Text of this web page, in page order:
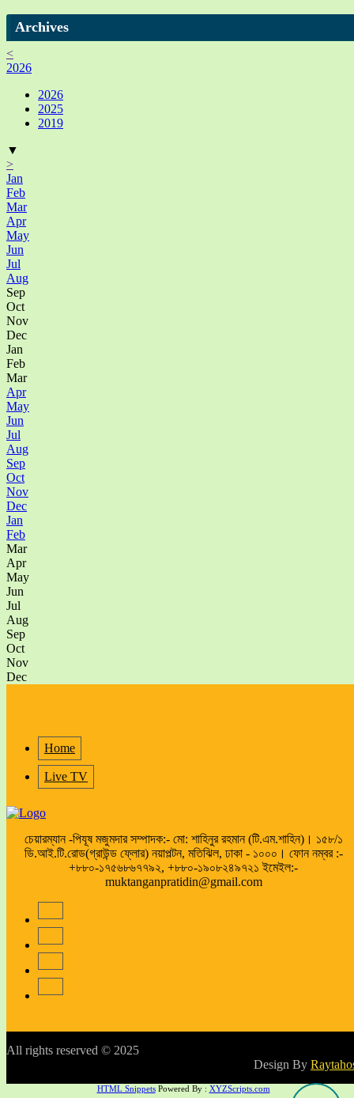
Archives
<
2026
2026
2025
2019
▼
>
Jan
Feb
Mar
Apr
May
Jun
Jul
Aug
Sep
Oct
Nov
Dec
Jan
Feb
Mar
Apr
May
Jun
Jul
Aug
Sep
Oct
Nov
Dec
Jan
Feb
Mar
Apr
May
Jun
Jul
Aug
Sep
Oct
Nov
Dec
Home
Live TV
চেয়ারম্যান -পিযূষ মজুমদার সম্পাদক:- মো: শাহিনুর রহমান (টি.এম.শাহিন)। ১৫৮/১
ডি.আই.টি.রোড(গ্রাউন্ড ফ্লোর) নয়াপল্টন, মতিঝিল, ঢাকা - ১০০০। ফোন নম্বর :-
+৮৮০-১৭৫৬৮৬৭৭৯২, +৮৮০-১৯০৮২৪৯৭২১ ইমেইল:-
muktanganpratidin@gmail.com
All rights reserved © 2025
Design By
HTML SnippetsPowered By : XYZScripts.com